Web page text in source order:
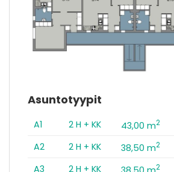
Asuntotyypit
A1 2 H + KK 43,00 m2
A2
2 H + KK 38,50 m2
A3
2 H + KK 2